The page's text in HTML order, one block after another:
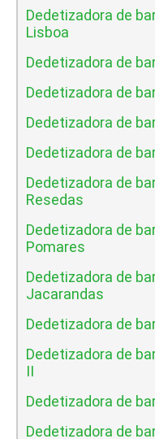
Dedetizadora de
Lisboa
Dedetizadora de
Dedetizadora de
Dedetizadora de
Dedetizadora de
Dedetizadora de
Resedas
Dedetizadora de
Pomares
Dedetizadora de
Jacarandas
Dedetizadora de
Dedetizadora de
II
Dedetizadora de
Dedetizadora de